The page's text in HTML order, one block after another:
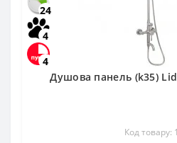
24
4
4
Душова панель (k35)
Код товару: